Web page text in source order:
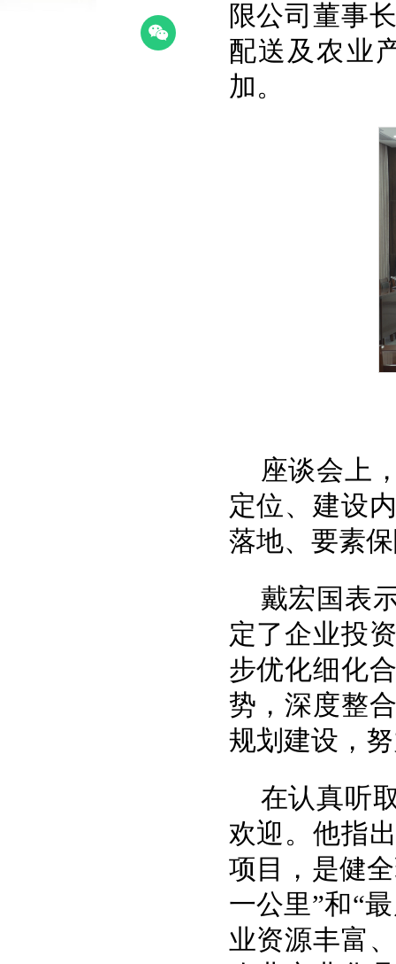
限公司董事
配送及农业
加。
座谈会上
定位、建设
落地、要素
戴宏国表
定了企业投
步优化细化
势，深度整
规划建设，
在认真听
欢迎。他指
项目，是健
一公里”和“
业资源丰富